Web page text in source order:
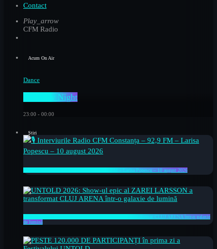
Contact
Play_arrow
CFM Radio
Acum On Air
Dance
C FM by Night
23:00 - 00:00
Știri
🎙 Interviurile Radio CFM Constanța – 92,9 FM – Larisa Popescu – 10 august 2026
UNTOLD 2026: Show-ul epic al ZAREI LARSSON a transformat CLUJ ARENA într-o galaxie
de lumină